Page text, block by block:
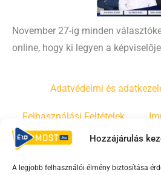
Hozzájárulás
A legjobb felhasználói élmény biztosítása
November 27-ig minden
online, hogy ki legyen a
Adatvédelmi és
Felhasználási Feltételek
Irányelvek